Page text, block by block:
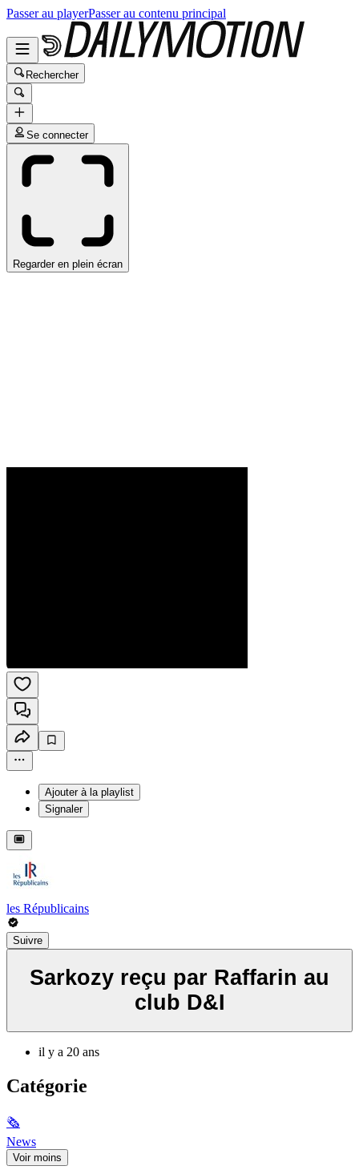
Passer au playerPasser au contenu principal
Rechercher
Se connecter
Regarder en plein écran
Ajouter à la playlist
Signaler
les Républicains
Suivre
Sarkozy reçu par Raffarin au
club D&I
il y a 20 ans
Catégorie
🗞
News
Voir moins